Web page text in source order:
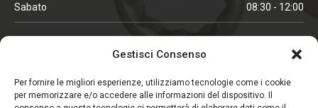
Gestisci Consenso
Per fornire le migliori esperienze, utilizziamo tecnologie come i cookie
per memorizzare e/o accedere alle informazioni del dispositivo. Il
Sabato 08:30 - 12:00
ORARI IN ALTA STAGIONE
Lunedì - Venerdì 08:00 - 12:00 / 13:30 -18:00